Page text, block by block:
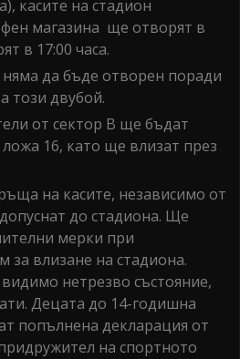
касите на стадион
фен магазина ще отворят в
в 17:00 часа.
да бъде отворен поради
този двубой.
от сектор В ще бъдат
16, като ще влизат през
на касите, независимо от
до стадиона. Ще
мерки при
за влизане на стадиона.
нетрезво състояние,
Децата до 14-годишна
попълнена декларация от
на спортното